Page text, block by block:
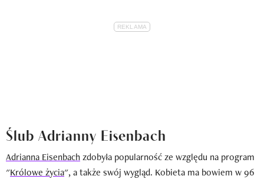
Ślub Adrianny Eisenbach
Adrianna Eisenbachzdobyła popularność ze względu na program
"Królowe życia", a także swój wygląd. Kobieta ma bowiem w 96